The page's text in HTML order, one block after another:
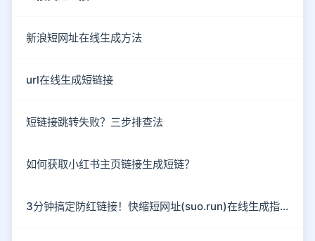
新浪短网址在线生成方法
url在线生成短链接
短链接跳转失败？三步排查法
如何获取小红书主页链接生成短链？
3分钟搞定防红链接！快缩短网址(suo.run)在线生成指南